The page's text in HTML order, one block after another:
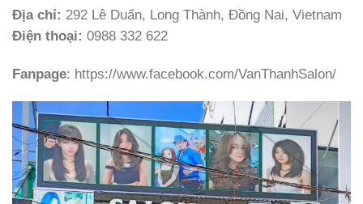
Địa chỉ: 292 Lê Duẩn, Long Thành, Đồng Nai, Vietnam
Điện thoại: 0988 332 622
Fanpage: https://www.facebook.com/VanThanhSalon/